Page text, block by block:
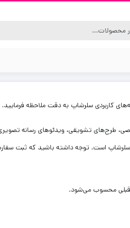
کاربردی سلرشاپ به دقت ملاحظه فرمایید.
طرح‏‌های تشویقی، ویدئوهای رسانه
است. توجه داشته باشید که ثبت سفارش
قبلی محسوب می‏‌شود.